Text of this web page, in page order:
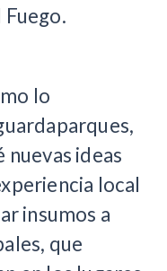
lo
nuevas ideas
local
insumos a
que